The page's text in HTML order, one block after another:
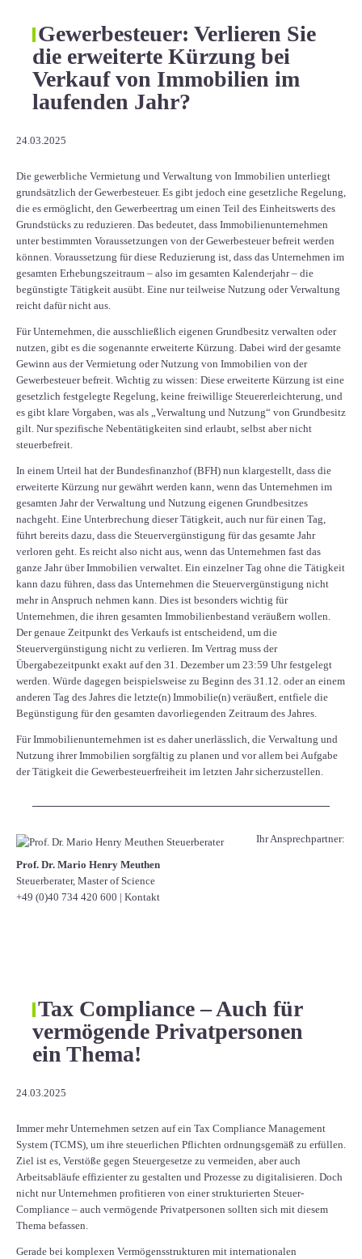
Gewerbesteuer: Verlieren Sie
die erweiterte Kürzung bei
Verkauf von Immobilien im
laufenden Jahr?
24.03.2025
Die gewerbliche Vermietung und Verwaltung von Immobilien unterliegt
grundsätzlich der Gewerbesteuer. Es gibt jedoch eine gesetzliche Regelung,
die es ermöglicht, den Gewerbeertrag um einen Teil des Einheitswerts des
Grundstücks zu reduzieren. Das bedeutet, dass Immobilienunternehmen
unter bestimmten Voraussetzungen von der Gewerbesteuer befreit werden
können. Voraussetzung für diese Reduzierung ist, dass das Unternehmen im
gesamten Erhebungszeitraum – also im gesamten Kalenderjahr – die
begünstigte Tätigkeit ausübt. Eine nur teilweise Nutzung oder Verwaltung
reicht dafür nicht aus.
Für Unternehmen, die ausschließlich eigenen Grundbesitz verwalten oder
nutzen, gibt es die sogenannte erweiterte Kürzung. Dabei wird der gesamte
Gewinn aus der Vermietung oder Nutzung von Immobilien von der
Gewerbesteuer befreit. Wichtig zu wissen: Diese erweiterte Kürzung ist eine
gesetzlich festgelegte Regelung, keine freiwillige Steuererleichterung, und
es gibt klare Vorgaben, was als „Verwaltung und Nutzung“ von Grundbesitz
gilt. Nur spezifische Nebentätigkeiten sind erlaubt, selbst aber nicht
steuerbefreit.
In einem Urteil hat der Bundesfinanzhof (BFH) nun klargestellt, dass die
erweiterte Kürzung nur gewährt werden kann, wenn das Unternehmen im
gesamten Jahr der Verwaltung und Nutzung eigenen Grundbesitzes
nachgeht. Eine Unterbrechung dieser Tätigkeit, auch nur für einen Tag,
führt bereits dazu, dass die Steuervergünstigung für das gesamte Jahr
verloren geht. Es reicht also nicht aus, wenn das Unternehmen fast das
ganze Jahr über Immobilien verwaltet. Ein einzelner Tag ohne die Tätigkeit
kann dazu führen, dass das Unternehmen die Steuervergünstigung nicht
mehr in Anspruch nehmen kann. Dies ist besonders wichtig für
Unternehmen, die ihren gesamten Immobilienbestand veräußern wollen.
Der genaue Zeitpunkt des Verkaufs ist entscheidend, um die
Steuervergünstigung nicht zu verlieren. Im Vertrag muss der
Übergabezeitpunkt exakt auf den 31. Dezember um 23:59 Uhr festgelegt
werden. Würde dagegen beispielsweise zu Beginn des 31.12. oder an einem
anderen Tag des Jahres die letzte(n) Immobilie(n) veräußert, entfiele die
Begünstigung für den gesamten davorliegenden Zeitraum des Jahres.
Für Immobilienunternehmen ist es daher unerlässlich, die Verwaltung und
Nutzung ihrer Immobilien sorgfältig zu planen und vor allem bei Aufgabe
der Tätigkeit die Gewerbesteuerfreiheit im letzten Jahr sicherzustellen.
Ihr Ansprechpartner:
Prof. Dr. Mario Henry Meuthen
Steuerberater, Master of Science
+49 (0)40 734 420 600 | Kontakt
Tax Compliance – Auch für
vermögende Privatpersonen
ein Thema!
24.03.2025
Immer mehr Unternehmen setzen auf ein Tax Compliance Management
System (TCMS), um ihre steuerlichen Pflichten ordnungsgemäß zu erfüllen.
Ziel ist es, Verstöße gegen Steuergesetze zu vermeiden, aber auch
Arbeitsabläufe effizienter zu gestalten und Prozesse zu digitalisieren. Doch
nicht nur Unternehmen profitieren von einer strukturierten Steuer-
Compliance – auch vermögende Privatpersonen sollten sich mit diesem
Thema befassen.
Gerade bei komplexen Vermögensstrukturen mit internationalen